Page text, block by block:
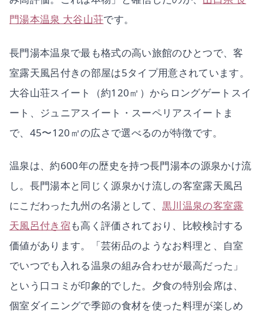
門湯本温泉 大谷山荘です。
長門湯本温泉で最も格式の高い旅館のひとつで、客
室露天風呂付きの部屋は5タイプ用意されています。
大谷山荘スイート（約120㎡）からロングゲートスイ
ート、ジュニアスイート・スーペリアスイートま
で、45〜120㎡の広さで選べるのが特徴です。
温泉は、約600年の歴史を持つ長門湯本の源泉かけ流
し。長門湯本と同じく源泉かけ流しの客室露天風呂
にこだわった九州の名湯として、黒川温泉の客室露
天風呂付き宿も高く評価されており、比較検討する
価値があります。「芸術品のようなお料理と、自室
でいつでも入れる温泉の組み合わせが最高だった」
という口コミが印象的でした。夕食の特別会席は、
個室ダイニングで季節の食材を使った料理が楽しめ